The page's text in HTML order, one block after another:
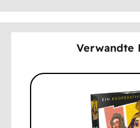
Verwandte